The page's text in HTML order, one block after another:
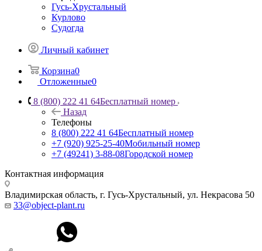
Гусь-Хрустальный
Курлово
Судогда
Личный кабинет
Корзина0
Отложенные0
8 (800) 222 41 64Бесплатный номер
Назад
Телефоны
8 (800) 222 41 64Бесплатный номер
+7 (920) 925-25-40Мобильный номер
+7 (49241) 3-88-08Городской номер
Контактная информация
Владимирская область, г. Гусь-Хрустальный, ул. Некрасова 50
33@object-plant.ru